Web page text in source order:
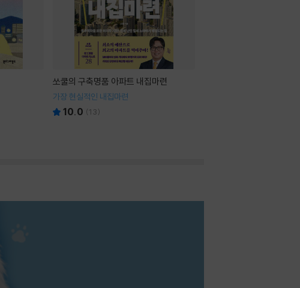
쏘쿨의 구축명품 아파트 내집마련
가장 현실적인 내집마련
10.0 (13)